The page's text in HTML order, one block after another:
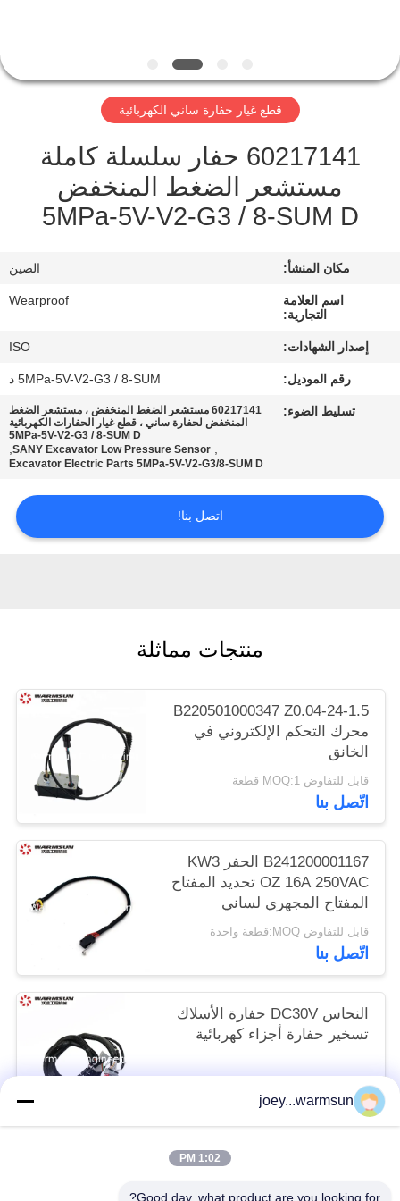
الجودة
اطلب
خريطة
الموقع
PRIVACY
POLICY
قطع غيار حفارة ساني الكهربائية
60217141 حفار سلسلة كاملة
مستشعر الضغط المنخفض
5MPa-5V-V2-G3 / 8-SUM D
مكان المنشأ: الصين
اسم العلامة
التجارية:
Wearproof
إصدار الشهادات: ISO
رقم الموديل: 5MPa-5V-V2-G3 / 8-SUM د
تسليط الضوء:
60217141 مستشعر الضغط المنخفض ، مستشعر الضغط
المنخفض لحفارة ساني ، قطع غيار الحفارات الكهربائية
5MPa-5V-V2-G3 / 8-SUM D
,
SANY Excavator Low Pressure Sensor
,
Excavator Electric Parts 5MPa-5V-V2-G3/8-SUM D
اتصل بنا!
منتجات مماثلة
B220501000347 Z0.04-24-1.5
محرك التحكم الإلكتروني في
الخانق
قابل للتفاوض MOQ:1 قطعة
اتّصل بنا
B241200001167 الحفر KW3
OZ 16A 250VAC تحديد المفتاح
المفتاح المجهري لساني
قابل للتفاوض MOQ:قطعة واحدة
اتّصل بنا
النحاس DC30V حفارة الأسلاك
تسخير حفارة أجزاء كهربائية
قابل للتفاوض MOQ:1 قطعة
اتّصل بنا
joey...warmsun
1:02 PM
Good day, what product are you looking for?